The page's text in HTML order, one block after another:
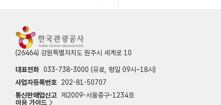
(26464) 강원특별자치도 원주시 세계로 10
대표전화 033-738-3000 (유료, 평일 09시~18시)
사업자등록번호
202-81-50707
통신판매업신고 제2009-서울중구-1234호
이용 가이드